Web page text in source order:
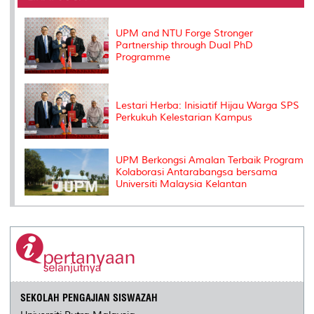
o
k
r
I
n
e
s
UPM and NTU Forge Stronger
Partnership through Dual PhD
Programme
Lestari Herba: Inisiatif Hijau Warga SPS
Perkukuh Kelestarian Kampus
UPM Berkongsi Amalan Terbaik Program
Kolaborasi Antarabangsa bersama
Universiti Malaysia Kelantan
SEKOLAH PENGAJIAN SISWAZAH